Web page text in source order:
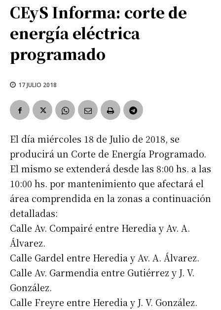
CEyS Informa: corte de
energía eléctrica
programado
17 JULIO 2018
El día miércoles 18 de Julio de 2018, se
producirá un Corte de Energía Programado.
El mismo se extenderá desde las 8:00 hs. a las
10:00 hs. por mantenimiento que afectará el
área comprendida en la zonas a continuación
detalladas:
Calle Av. Compairé entre Heredia y Av. A.
Álvarez.
Calle Gardel entre Heredia y Av. A. Álvarez.
Calle Av. Garmendia entre Gutiérrez y J. V.
González.
Calle Freyre entre Heredia y J. V. González.